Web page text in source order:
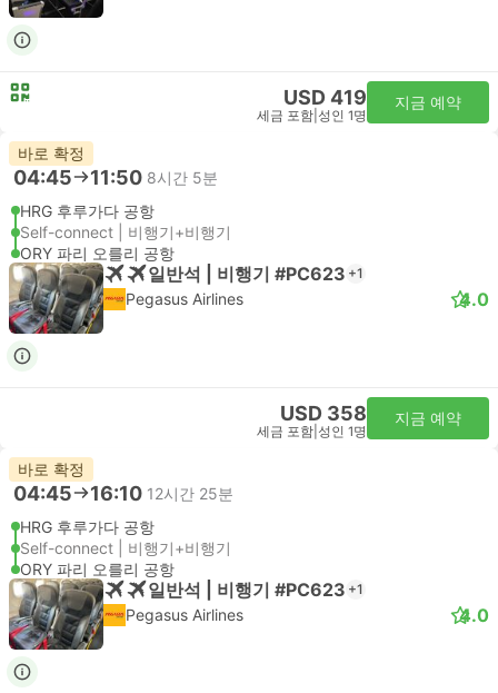
USD 419
세금 포함 성인 1명
지금 예약
바로 확정
04:45 11:50 8시간 5분
HRG 후루가다 공항
Self-connect | 비행기+비행기
ORY 파리 오를리 공항
일반석 | 비행기 #PC623 +1
Pegasus Airlines 4.0
USD 358
세금 포함 성인 1명
지금 예약
바로 확정
04:45 16:10 12시간 25분
HRG 후루가다 공항
Self-connect | 비행기+비행기
ORY 파리 오를리 공항
일반석 | 비행기 #PC623 +1
Pegasus Airlines 4.0